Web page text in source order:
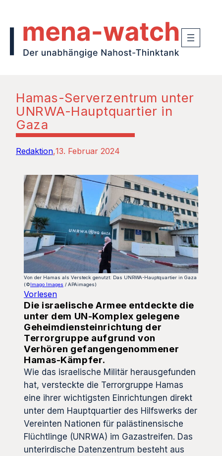
Hamas-Serverzentrum unter
UNRWA-Hauptquartier in
Gaza
Redaktion 13. Februar 2024
Von der Hamas als Versteck genutzt: Das UNRWA-Hauptquartier in Gaza
(©Imago Images / APAimages)
Vorlesen
Die israelische Armee entdeckte die
unter dem UN-Komplex gelegene
Geheimdiensteinrichtung der
Terrorgruppe aufgrund von
Verhören gefangengenommener
Hamas-Kämpfer.
Wie das israelische Militär herausgefunden
hat, versteckte die Terrorgruppe Hamas
eine ihrer wichtigsten Einrichtungen direkt
unter dem Hauptquartier des Hilfswerks der
Vereinten Nationen für palästinensische
Flüchtlinge (UNRWA) im Gazastreifen. Das
unterirdische Datenzentrum besteht aus